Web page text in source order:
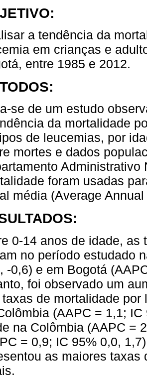
a tendência da
em crianças e
entre 1985 e 2012.
se de um estudo
da mortalidade
de leucemias, por
mortes e dados
foram usadas
média (Average
0-14 anos de idade,
no período estudado
-0,6) e em Bogotá
foi observado um
de mortalidade
(AAPC = 1,1;
na Colômbia (AAPC =
= 0,9; IC 95% 0,0,
as maiores